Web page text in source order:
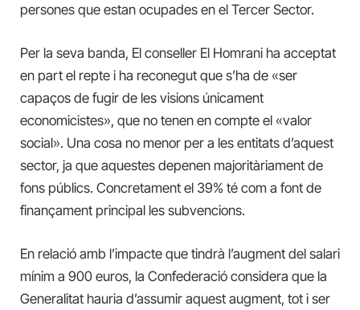
persones que estan ocupades en el Tercer Sector.
Per la seva banda, El conseller El Homrani ha acceptat
en part el repte i ha reconegut que s’ha de «ser
capaços de fugir de les visions únicament
economicistes», que no tenen en compte el «valor
social». Una cosa no menor per a les entitats d’aquest
sector, ja que aquestes depenen majoritàriament de
fons públics. Concretament el 39% té com a font de
finançament principal les subvencions.
En relació amb l’impacte que tindrà l’augment del salari
mínim a 900 euros, la Confederació considera que la
Generalitat hauria d’assumir aquest augment, tot i ser